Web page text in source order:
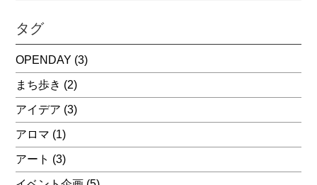
タグ
OPENDAY (3)
まち歩き (2)
アイデア (3)
アロマ (1)
アート (3)